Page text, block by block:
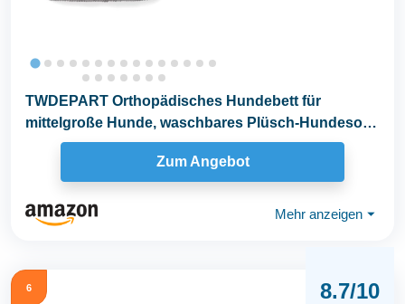
TWDEPART Orthopädisches Hundebett für
mittelgroße Hunde, waschbares Plüsch-Hundesofa
Zum Angebot
Mehr anzeigen ⏷
6 8.7/10